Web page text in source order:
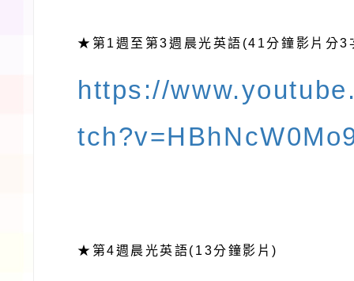
★ 第1 週 至第3週 晨光英語(41分鐘影片分3
https://
★ 第4週 晨光英語(13分鐘影片)